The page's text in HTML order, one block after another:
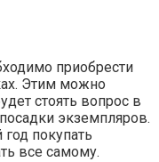
приобрести
Этим можно
стоять вопрос в
экземпляров.
покупать
все самому.